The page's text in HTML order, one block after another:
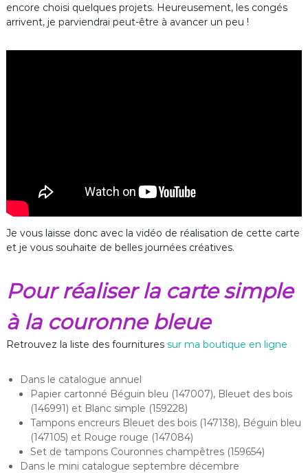
encore choisi quelques projets. Heureusement, les congés
arrivent, je parviendrai peut-être à avancer un peu !
Je vous laisse donc avec la vidéo de réalisation de cette carte
et je vous souhaite de belles journées créatives.
Pour réaliser la carte simple
à la couronne bleue
Retrouvez la liste des fournitures sur ma boutique en ligne
Dans le catalogue annuel
Papier cartonné Béguin bleu (147007), Bleuet des bois
(146991) et Blanc simple (159228)
Tampons encreurs Bleuet des bois (147138), Béguin bleu
(147105) et Rouge rouge (147084)
Set de tampons Couronnes champêtres (159654)
Dans le mini catalogue septembre décembre